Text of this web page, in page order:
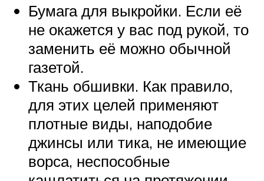
Бумага для выкройки. Если её
не окажется у вас под рукой, то
заменить её можно обычной
газетой.
Ткань обшивки. Как правило,
для этих целей применяют
плотные виды, наподобие
джинсы или тика, не имеющие
ворса, неспособные